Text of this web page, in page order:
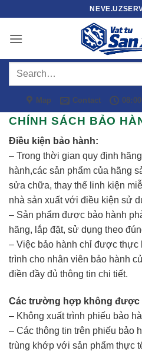
content
Search
Map Contact
CHÍNH SÁCH BẢO
Điều kiện bảo hành:
– Trong thời gian quy định
hành,các sản phẩm của hãng
sửa chữa, thay thế linh kiện
nhà sản xuất với điều kiện sử
– Sản phẩm được bảo hành
hãng, lắp đặt, sử dụng theo
– Việc bảo hành chỉ được thực
trình cho nhân viên bảo hành
điền đầy đủ thông tin chi tiết.
Các trường hợp không được
– Không xuất trình phiếu bảo
– Các thông tin trên phiếu bảo
trùng khớp với sản phẩm thực